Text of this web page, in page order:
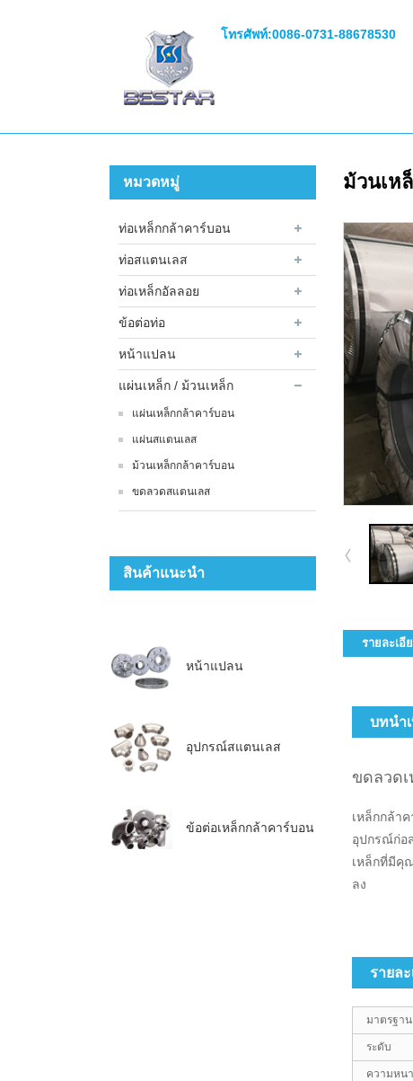
โทรศัพท์:0086-0731-88678530
หมวดหมู่
ท่อเหล็กกล้าคาร์บอน
ท่อสแตนเลส
ท่อเหล็กอัลลอย
ข้อต่อท่อ
หน้าแปลน
แผ่นเหล็ก / ม้วนเหล็ก
แผ่นเหล็กกล้าคาร์บอน
แผ่นสแตนเลส
ม้วนเหล็กกล้าคาร์บอน
ขดลวดสแตนเลส
สินค้าแนะนำ
หน้าแปลน
อุปกรณ์สแตนเลส
ข้อต่อเหล็กกล้าคาร์บอน
ม้วนเห
รายละเอี
บทนำ
ขดลวด
เหล็กกล้า
อุปกรณ์ก่อ
เหล็กที่มีคุ
ลง
รายล
มาตรฐาน
ระดับ
ความหน